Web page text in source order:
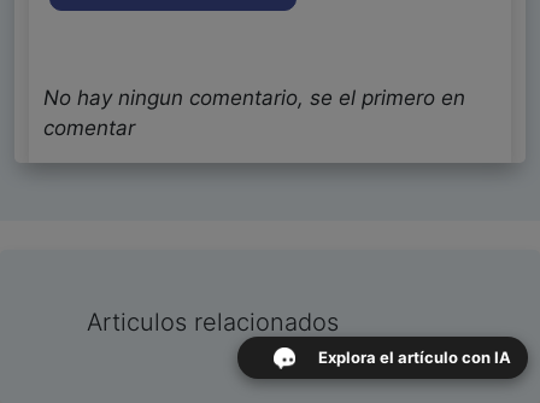
No hay ningun comentario, se el primero en
comentar
Articulos relacionados
Explora el artículo con IA